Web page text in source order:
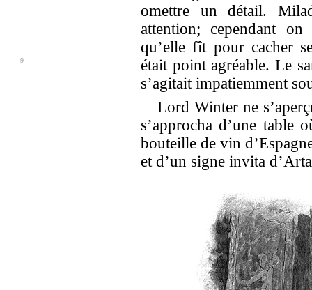
omettre un détail.
attention; cependant
qu’elle fît pour cacher
était point agréable.
9
Le
s’agitait impatiemment
Lord Winter ne
s’approcha d’une table
bouteille de vin
et d’un signe invita